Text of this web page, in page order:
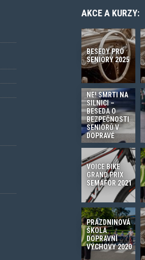
AKCE A KURZY:
BESEDY PRO
SENIORY 2025
NE! SMRTI NA
SILNICI –
BESEDA O
BEZPEČNOSTI
SENIORŮ V
DOPRAVĚ
VOICE BIKE
GRAND PRIX
SEMAFOR 2021
PRÁZDNINOVÁ
ŠKOLA
DOPRAVNÍ
VÝCHOVY 2020